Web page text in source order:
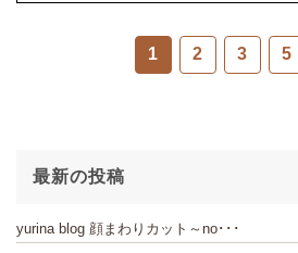
1 2 3 5
最新の投稿
yurina blog 顔まわりカット～no･･･